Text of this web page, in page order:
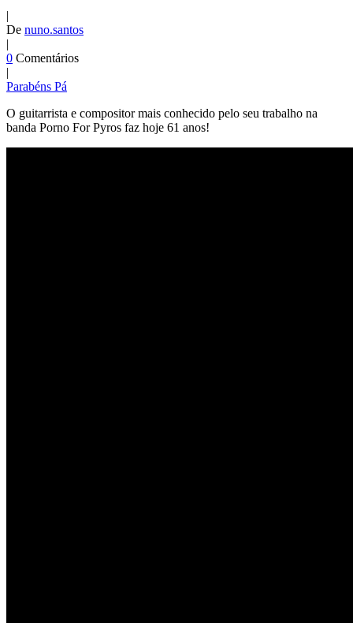
|
De nuno.santos
|
0 Comentários
|
Parabéns Pá
O guitarrista e compositor mais conhecido pelo seu trabalho na
banda Porno For Pyros faz hoje 61 anos!